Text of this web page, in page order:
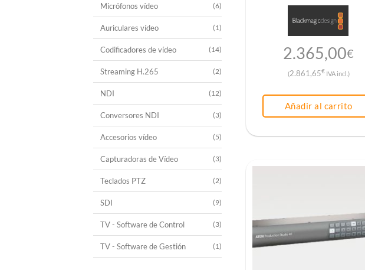
Micrófonos vídeo (6)
Auriculares vídeo (1)
Codificadores de vídeo (14)
Streaming H.265 (2)
NDI (12)
Conversores NDI (3)
Accesorios vídeo (5)
Capturadoras de Vídeo (3)
Teclados PTZ (2)
SDI (9)
TV - Software de Control (3)
TV - Software de Gestión (1)
2.365,00€
(2.861,65€IVA incl.)
Añadir al carrito